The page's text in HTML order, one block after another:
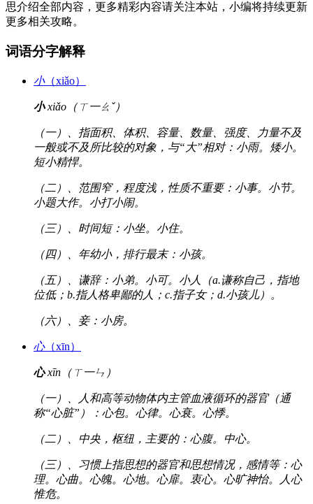
思介绍全部内容，更多精彩内容请关注本站，小编将持续更新
更多相关攻略。
词语分字解释
小（xiǎo）
小xiǎo（ㄒ一ㄠˇ）
（一）、指面积、体积、容量、数量、强度、力量不及
一般或不及所比较的对象，与“大”相对：小雨。矮小。
短小精悍。
（二）、范围窄，程度浅，性质不重要：小事。小节。
小题大作。小打小闹。
（三）、时间短：小坐。小住。
（四）、年幼小，排行最末：小孩。
（五）、谦辞：小弟。小可。小人（a.谦称自己，指地
位低；b.指人格卑鄙的人；c.指子女；d.小孩儿）。
（六）、妾：小房。
心（xīn）
心xīn（ㄒ一ㄣ）
（一）、人和高等动物体内主管血液循环的器官（通
称“心脏”）：心包。心律。心衰。心悸。
（二）、中央，枢纽，主要的：心腹。中心。
（三）、习惯上指思想的器官和思想情况，感情等：心
理。心曲。心魄。心地。心扉。衷心。心旷神怡。人心
惟危。